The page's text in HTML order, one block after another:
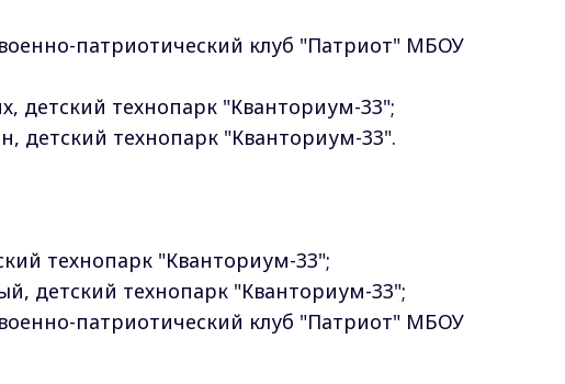
патриотический клуб "Патриот" МБОУ
детский технопарк "Кванториум-33";
детский технопарк "Кванториум-33".
технопарк "Кванториум-33";
детский технопарк "Кванториум-33";
патриотический клуб "Патриот" МБОУ